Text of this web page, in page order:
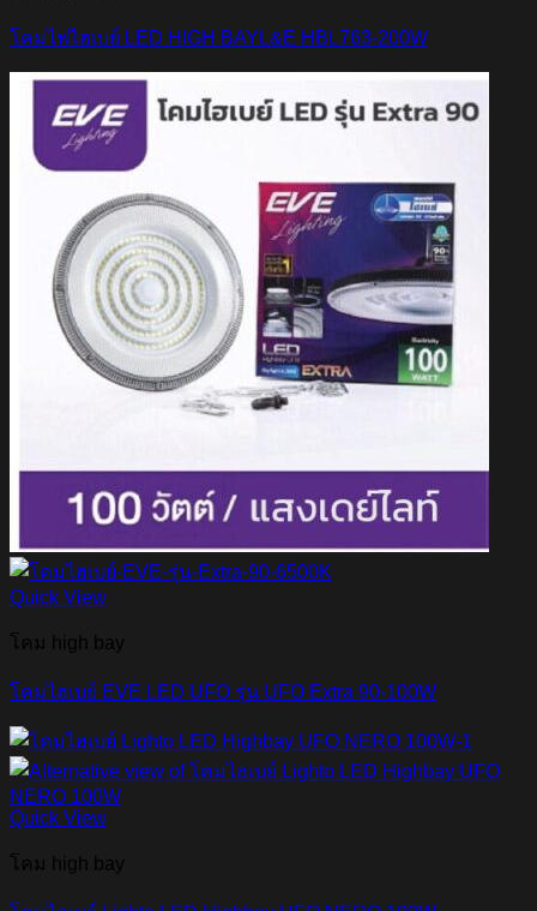
โคมไฟไฮเบย์ LED HIGH BAYL&E HBL763-200W
Quick View
โคม high bay
โคมไฮเบย์ EVE LED UFO รุ่น UFO Extra 90-100W
Quick View
โคม high bay